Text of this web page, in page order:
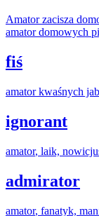
Amatorzacisza
amatordomowych
fiś
amatorkwaśnych
ignorant
amator, laik,
admirator
amator, fanatyk,